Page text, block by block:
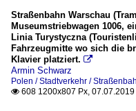
Straßenbahn Warschau
Museumstriebwagen 1006,
Linia Turystyczna
Fahrzeugmitte wo sich die
Klavier platziert. 
Armin Schwarz
Polen / Stadtverkehr /
 608 1200x807 Px, 07.07.2019